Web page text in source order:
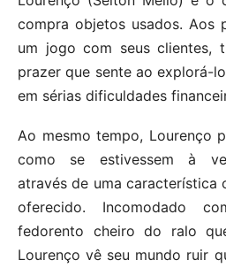
compra objetos usados. Aos
um jogo com seus clientes,
prazer que sente ao explorá-
em sérias dificuldades
Ao mesmo tempo, Lourenço
como se estivessem à
através de uma característica
oferecido. Incomodado
fedorento cheiro do ralo
Lourenço vê seu mundo ruir